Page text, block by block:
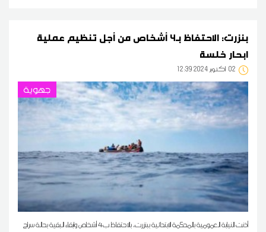
بنزرت: الاحتفاظ بـ4 أشخاص من أجل تنظيم عملية
ابحار خلسة
02 12:39 2024 أكتوبر
جهوية
أذنت النيابة العمومية بالمحكمة الابتدائية ببنزرت، بالاحتفاظ ب4 أشخاص وابقاء البقية بحالة سراح